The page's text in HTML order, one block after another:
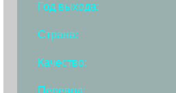
Год выхода:
Страна:
Качество:
Перевод: